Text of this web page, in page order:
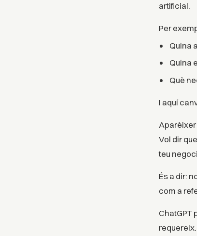
artificial.
Per
Quina
Quina
Què
I aquí
Aparèixer
Vol dir
teu
És a dir:
com a
ChatGPT